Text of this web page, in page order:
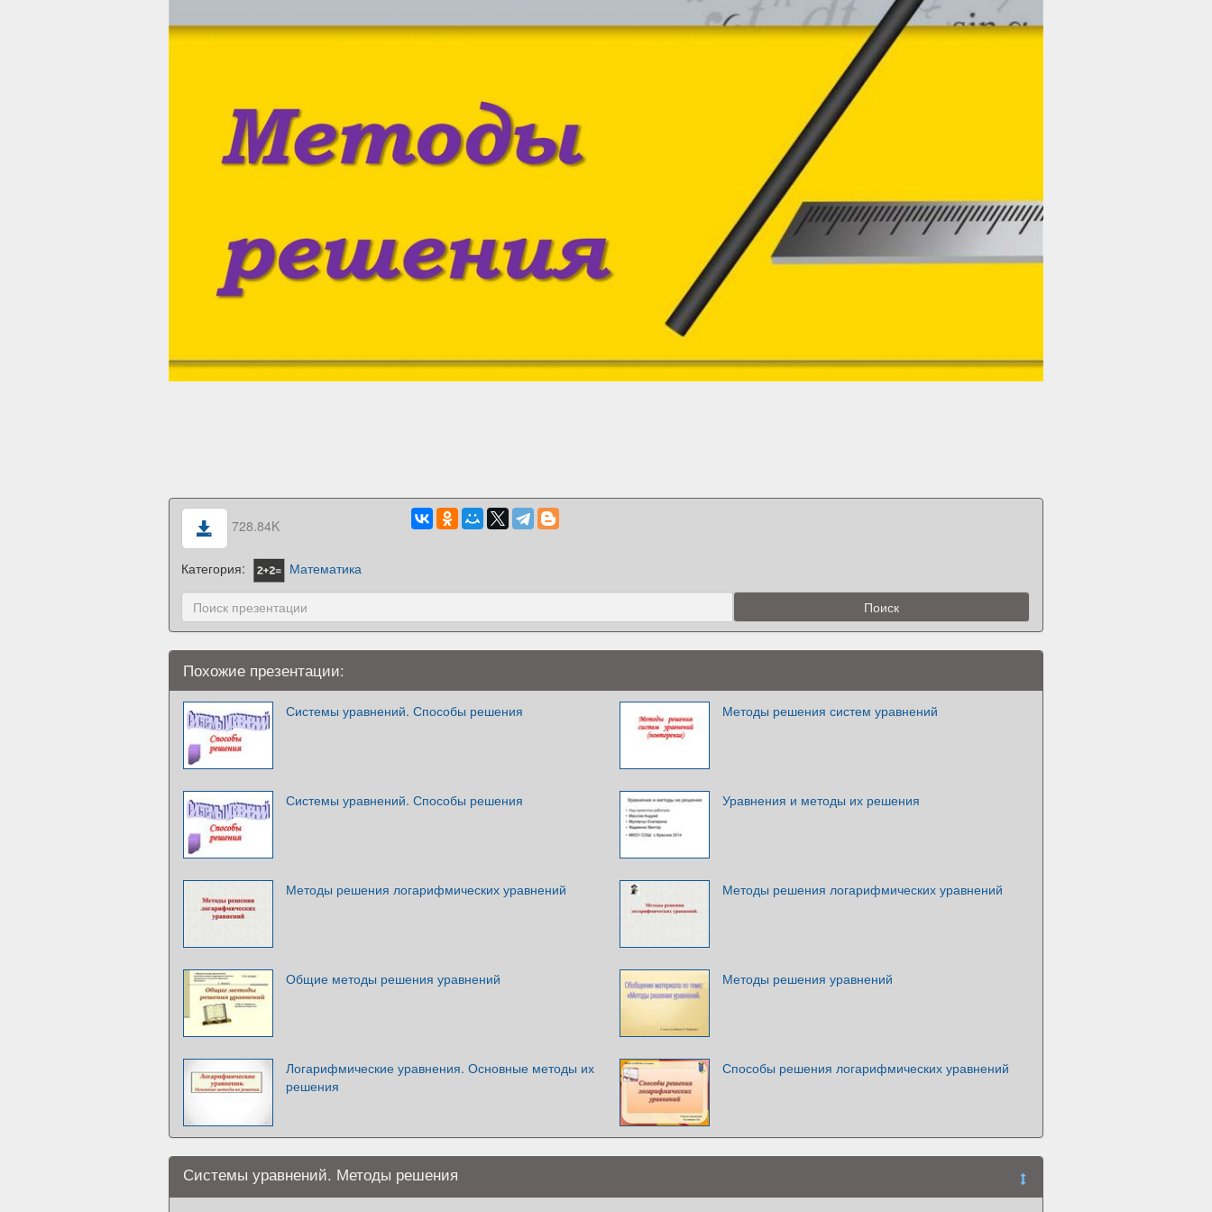
728.84K
Категория: Математика
Похожие презентации:
Системы уравнений. Способы решения Методы решения систем уравнений
Системы уравнений. Способы решения Уравнения и методы их решения
Методы решения логарифмических уравнений Методы решения логарифмических уравнений
Общие методы решения уравнений Методы решения уравнений
Логарифмические уравнения. Основные методы их
решения
Способы решения логарифмических уравнений
Системы уравнений. Методы решения